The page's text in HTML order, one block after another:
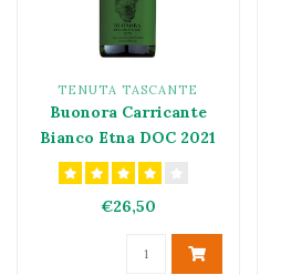
TENUTA TASCANTE
Buonora Carricante
Bianco Etna DOC 2021
€26,50